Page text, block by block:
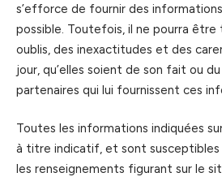
s’efforce de fournir des
possible. Toutefois, il ne pourra être
oublis, des inexactitudes et des
jour, qu’elles soient de son fait ou
partenaires qui lui fournissent ces
Toutes les informations indiquées
à titre indicatif, et sont susceptibles
les renseignements figurant sur le